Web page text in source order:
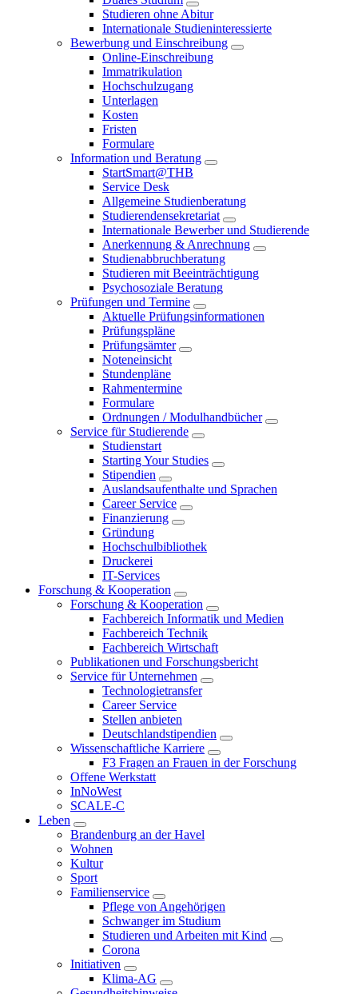
Studieren ohne Abitur
Internationale Studieninteressierte
Bewerbung und Einschreibung
Online-Einschreibung
Immatrikulation
Hochschulzugang
Unterlagen
Kosten
Fristen
Formulare
Information und Beratung
StartSmart@THB
Service Desk
Allgemeine Studienberatung
Studierendensekretariat
Internationale Bewerber und Studierende
Anerkennung & Anrechnung
Studienabbruchberatung
Studieren mit Beeinträchtigung
Psychosoziale Beratung
Prüfungen und Termine
Aktuelle Prüfungsinformationen
Prüfungspläne
Prüfungsämter
Noteneinsicht
Stundenpläne
Rahmentermine
Formulare
Ordnungen / Modulhandbücher
Service für Studierende
Studienstart
Starting Your Studies
Stipendien
Auslandsaufenthalte und Sprachen
Career Service
Finanzierung
Gründung
Hochschulbibliothek
Druckerei
IT-Services
Forschung & Kooperation
Forschung & Kooperation
Fachbereich Informatik und Medien
Fachbereich Technik
Fachbereich Wirtschaft
Publikationen und Forschungsbericht
Service für Unternehmen
Technologietransfer
Career Service
Stellen anbieten
Deutschlandstipendien
Wissenschaftliche Karriere
F3 Fragen an Frauen in der Forschung
Offene Werkstatt
InNoWest
SCALE-C
Leben
Brandenburg an der Havel
Wohnen
Kultur
Sport
Familienservice
Pflege von Angehörigen
Schwanger im Studium
Studieren und Arbeiten mit Kind
Corona
Initiativen
Klima-AG